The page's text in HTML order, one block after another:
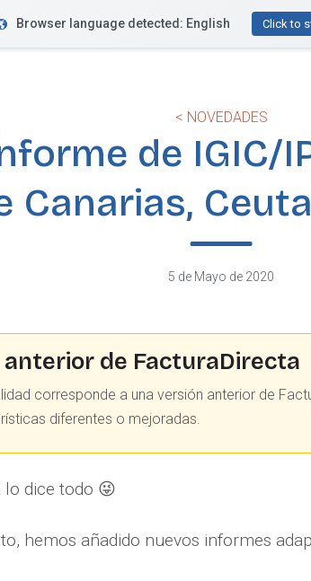
Funcionalidades Recursos
Browser language detected: English Click to
< NOVEDADES
de IGIC/
Canarias,
5 de Mayo de 2020
anterior de FacturaDirecta
corresponde a una versión anterior de
diferentes o mejoradas.
lo dice todo 😜
hemos añadido nuevos informes